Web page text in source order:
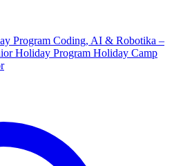
Program Coding, AI & Robotika –
Holiday Program Holiday Camp